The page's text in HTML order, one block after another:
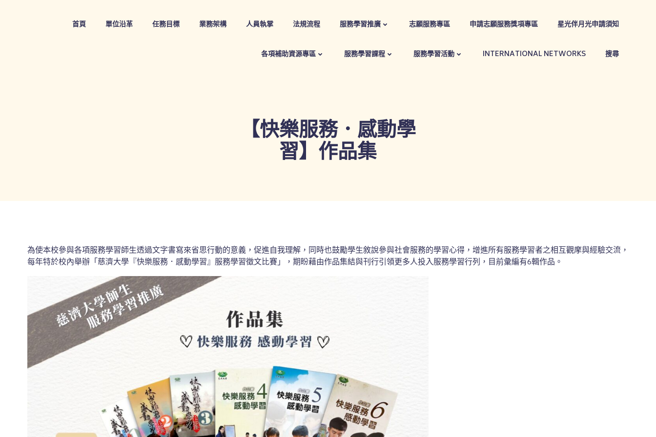
首頁 單位沿革 任務目標 業務架構 人員執掌 法規流程 服務學習推廣 志願服務專區 申請志願服務獎項專區 星光伴月光申請須知
各項補助資源專區 服務學習課程 服務學習活動 INTERNATIONAL NETWORKS 搜尋
【快樂服務．感動學
習】作品集
為使本校參與各項服務學習師生透過文字書寫來省思行動的意義，促進自我理解，同時也鼓勵學生敘說參與社會服務的學習心得，增進所有服務學習者之相互觀摩與經驗交流，
每年特於校內舉辦「慈濟大學『快樂服務．感動學習』服務學習徵文比賽」，期盼藉由作品集結與刊行引領更多人投入服務學習行列，目前彙編有6輯作品。